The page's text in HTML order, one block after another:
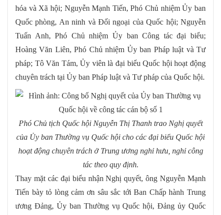
hóa và Xã hội; Nguyễn Mạnh Tiến, Phó Chủ nhiệm Ủy ban
Quốc phòng, An ninh và Đối ngoại của Quốc hội; Nguyễn
Tuấn Anh, Phó Chủ nhiệm Ủy ban Công tác đại biểu;
Hoàng Văn Liên, Phó Chủ nhiệm Ủy ban Pháp luật và Tư
pháp; Tô Văn Tám, Ủy viên là đại biểu Quốc hội hoạt động
chuyên trách tại Ủy ban Pháp luật và Tư pháp của Quốc hội.
Phó Chủ tịch Quốc hội Nguyễn Thị Thanh trao Nghị quyết
của Ủy ban Thường vụ Quốc hội cho các đại biểu Quốc hội
hoạt động chuyên trách ở Trung ương nghỉ hưu, nghỉ công
tác theo quy định.
Thay mặt các đại biểu nhận Nghị quyết, ông Nguyễn Mạnh
Tiến bày tỏ lòng cảm ơn sâu sắc tới Ban Chấp hành Trung
ương Đảng, Ủy ban Thường vụ Quốc hội, Đảng ủy Quốc